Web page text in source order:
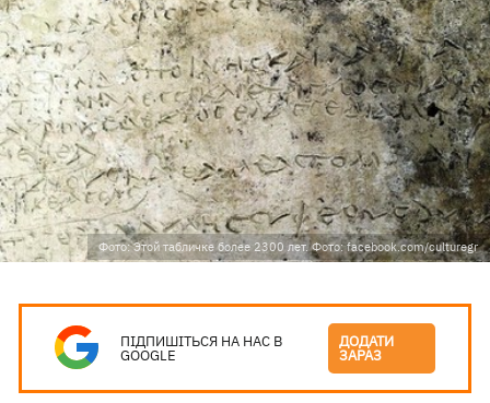
Фото: Этой табличке более 2300 лет. Фото: facebook.com/culturegr
ПІДПИШІТЬСЯ НА НАС В
GOOGLE
ДОДАТИ
ЗАРАЗ